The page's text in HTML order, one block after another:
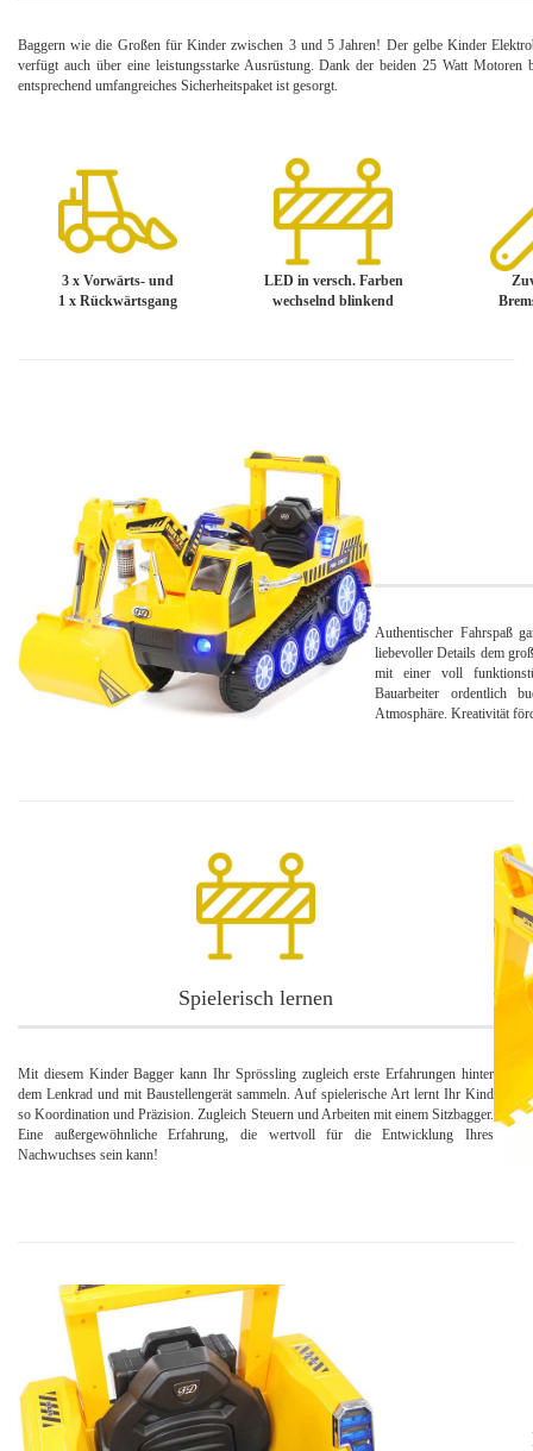
Baggern wie die Großen für Kinder zwischen 3 und 5 Jahren! Der gelbe Kinder
verfügt auch über eine leistungsstarke Ausrüstung. Dank der beiden 25 Watt
entsprechend umfangreiches Sicherheitspaket ist gesorgt.
3 x Vorwärts- und
1 x Rückwärtsgang
LED in versch. Farben
wechselnd blinkend
Authentischer Fahrspaß
liebevoller Details dem
mit einer voll
Bauarbeiter ordentlich
Atmosphäre. Kreativität
Spielerisch lernen
Mit diesem Kinder Bagger kann Ihr Sprössling zugleich erste Erfahrungen hinter
dem Lenkrad und mit Baustellengerät sammeln. Auf spielerische Art lernt Ihr Kind
so Koordination und Präzision. Zugleich Steuern und Arbeiten mit einem Sitzbagger.
Eine außergewöhnliche Erfahrung, die wertvoll für die Entwicklung Ihres
Nachwuchses sein kann!